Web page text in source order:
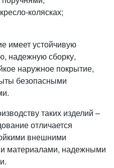
колясках;
имеет устойчивую
надежную сборку,
наружное покрытие,
безопасными
таких изделий –
отличается
внешними
материалами, надежными